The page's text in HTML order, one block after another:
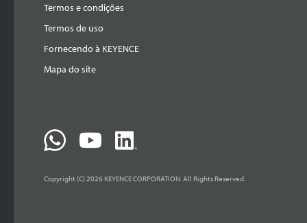
Termos e condições
Termos de uso
Fornecendo à KEYENCE
Mapa do site
Copyright (C) 2026 KEYENCE CORPORATION. All Rights Reserved.